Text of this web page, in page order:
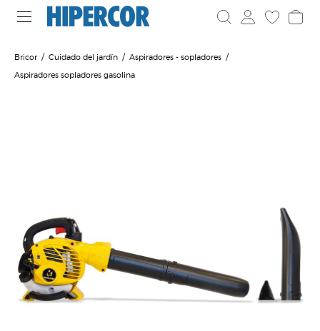
Bricor Cuidado del jardín
Aspiradores - sopladores
Aspiradores sopladores gasolina